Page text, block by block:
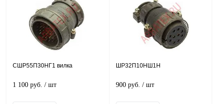
СШР55П30НГ1 вилка
1 100 руб. / шт
ШР32П10НШ1Н
900 руб. / шт